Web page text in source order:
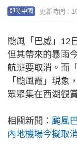
即時中國 更新時間：
颱風「巴威」12
但其帶來的暴雨
航班要取消。而
「颱風霞」現象
眾聚集在西湖觀
相關新聞： 颱風
內地機場今擬取